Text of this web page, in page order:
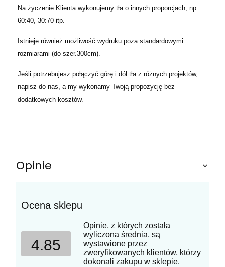
Na życzenie Klienta wykonujemy tła o innych proporcjach, np.
60:40, 30:70 itp.
Istnieje również możliwość wydruku poza standardowymi
rozmiarami (do szer.300cm).
Jeśli potrzebujesz połączyć górę i dół tła z różnych projektów,
napisz do nas, a my wykonamy Twoją propozycję bez
dodatkowych kosztów.
Opinie
Ocena sklepu
4.85
Opinie, z których została
wyliczona średnia, są
wystawione przez
zweryfikowanych klientów, którzy
dokonali zakupu w sklepie.